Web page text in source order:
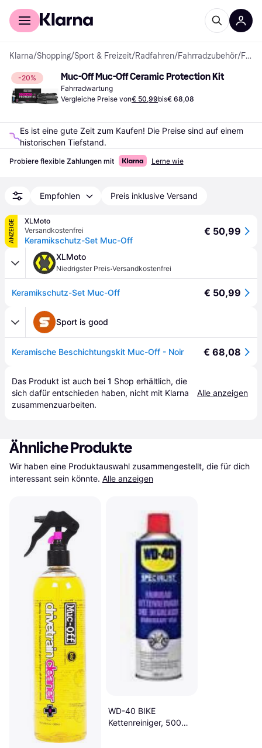
Für Shopper
Klarna/Shopping/Sport & Freizeit/Radfahren/Fahrradzubehör/ Fahrradwartung
-20% Muc-Off Muc-Off Ceramic Protection Kit
Fahrradwartung
Vergleiche Preise von€ 50,99bis€ 68,08
Es ist eine gute Zeit zum Kaufen! Die Preise sind auf einem
historischen Tiefstand.
Probiere flexible Zahlungen mit Lerne wie
Empfohlen Preis inklusive Versand
ANZEIGE
XLMoto
Versandkostenfrei
Keramikschutz-Set Muc-Off
€ 50,99
XLMoto
Niedrigster Preis·Versandkostenfrei
Keramikschutz-Set Muc-Off € 50,99
Sport is good
Keramische Beschichtungskit Muc-Off - Noir € 68,08
Das Produkt ist auch bei 1 Shop erhältlich, die
sich dafür entschieden haben, nicht mit Klarna
zusammenzuarbeiten.
Alle anzeigen
Ähnliche Produkte
Wir haben eine Produktauswahl zusammengestellt, die für dich
interessant sein könnte. Alle anzeigen
WD-40 BIKE
Kettenreiniger, 500ml,